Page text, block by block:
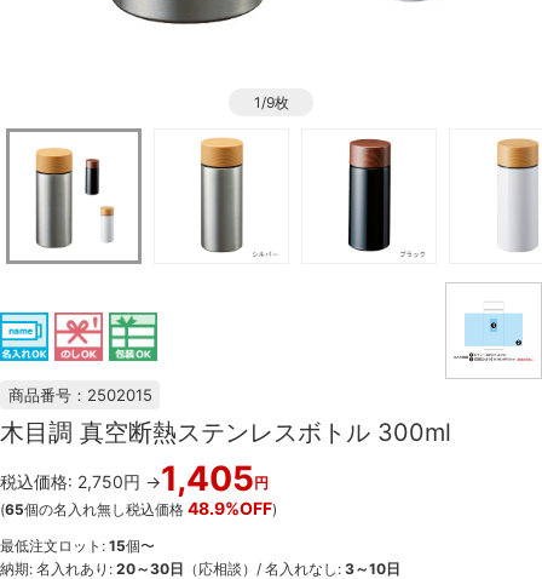
1/9枚
商品番号：2502015
木目調 真空断熱ステンレスボトル 300ml
税込価格: 2,750円 →1,405円
(65個の名入れ無し税込価格 48.9%OFF)
最低注文ロット: 15個〜
納期: 名入れあり: 20～30日 （応相談）/ 名入れなし: 3～10日